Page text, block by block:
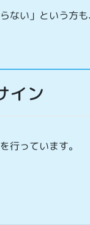
ない」という方
イン
行っています。